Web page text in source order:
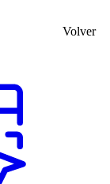
Volver